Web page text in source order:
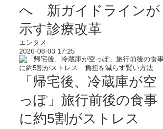
へ 新ガイドラインが
示す診療改革
エンタメ
2026-08-03 17:25
「帰宅後、冷蔵庫が空
っぽ」旅行前後の食事
に約5割がストレス